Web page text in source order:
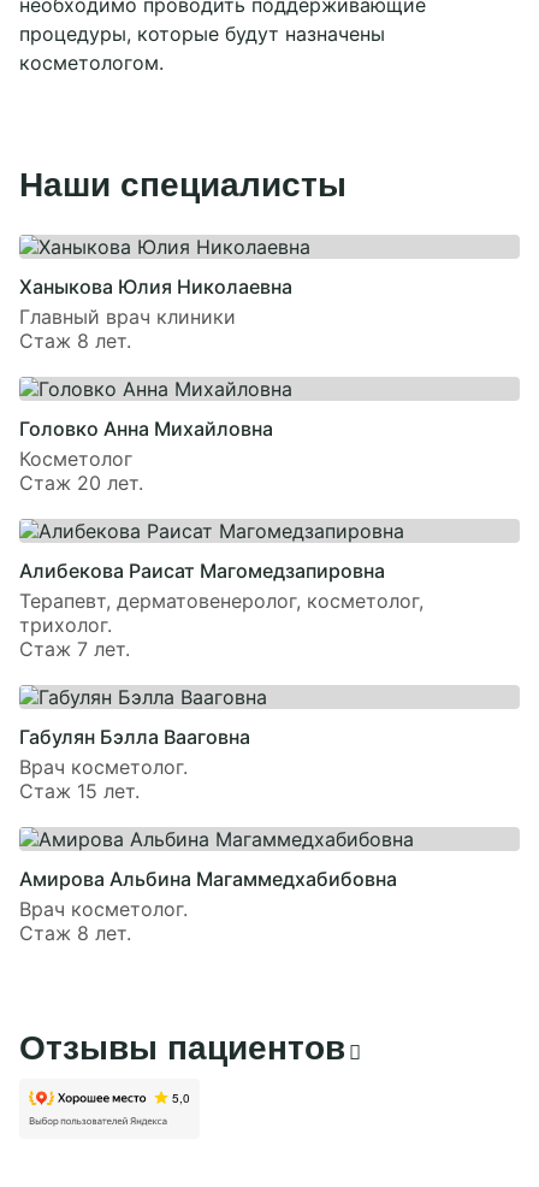
необходимо проводить поддерживающие
процедуры, которые будут назначены
косметологом.
Наши специалисты
Ханыкова Юлия Николаевна
Главный врач клиники
Стаж 8 лет.
Головко Анна Михайловна
Косметолог
Стаж 20 лет.
Алибекова Раисат Магомедзапировна
Терапевт, дерматовенеролог, косметолог,
трихолог.
Стаж 7 лет.
Габулян Бэлла Вааговна
Врач косметолог.
Стаж 15 лет.
Амирова Альбина Магаммедхабибовна
Врач косметолог.
Стаж 8 лет.
Отзывы пациентов